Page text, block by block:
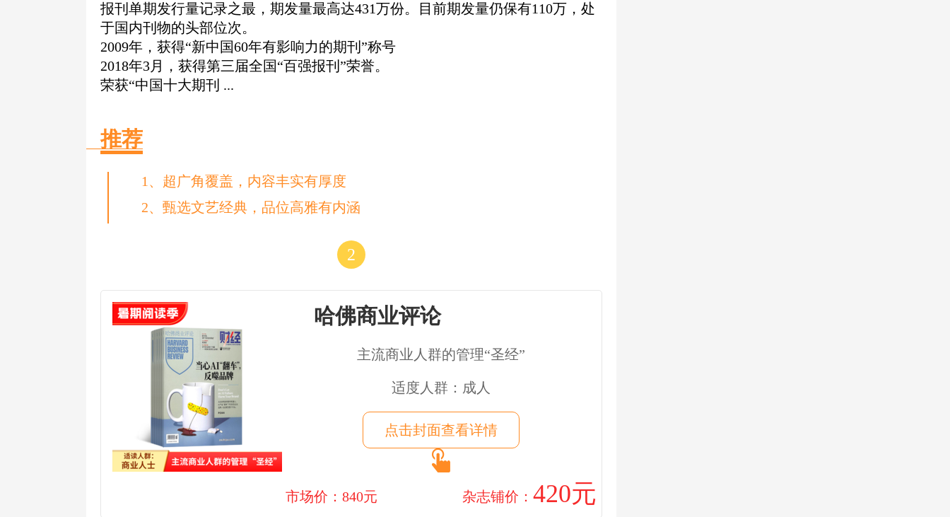
报刊单期发行量记录之最，期发量最高达431万份。目前期发量仍保有110万，处
于国内刊物的头部位次。
2009年，获得“新中国60年有影响力的期刊”称号
2018年3月，获得第三届全国“百强报刊”荣誉。
荣获“中国十大期刊 ...
推荐
1、超广角覆盖，内容丰实有厚度
2、甄选文艺经典，品位高雅有内涵
2
哈佛商业评论
主流商业人群的管理“圣经”
适度人群：成人
点击封面查看详情
市场价：840元 杂志铺价： 420元